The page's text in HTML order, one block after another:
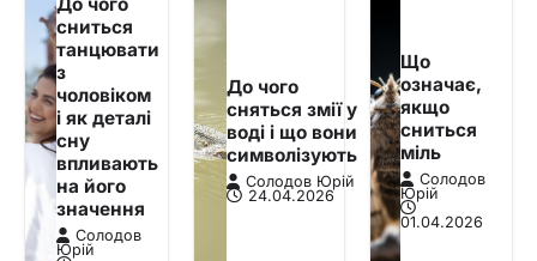
сниться
танцювати
з
чоловіком
і як деталі
сну
впливають
на його
значення
Солодов
Юрій
До чого
сняться змії у
воді і що вони
символізують
Солодов Юрій
24.04.2026
Що
означає,
якщо
сниться
міль
Солодов
Юрій
01.04.2026